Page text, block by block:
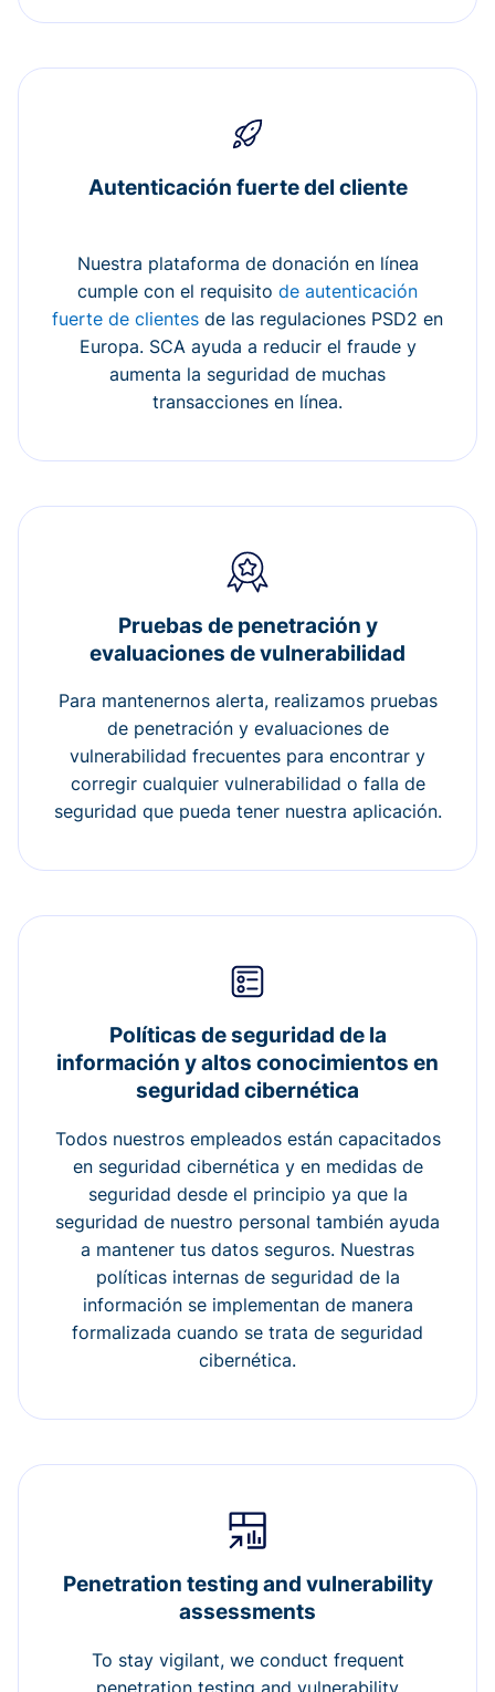
Autenticación fuerte del cliente
Nuestra plataforma de donación en línea
cumple con el requisito de autenticación
fuerte de clientes de las regulaciones PSD2 en
Europa. SCA ayuda a reducir el fraude y
aumenta la seguridad de muchas
transacciones en línea.
Pruebas de penetración y
evaluaciones de vulnerabilidad
Para mantenernos alerta, realizamos pruebas
de penetración y evaluaciones de
vulnerabilidad frecuentes para encontrar y
corregir cualquier vulnerabilidad o falla de
seguridad que pueda tener nuestra aplicación.
Políticas de seguridad de la
información y altos conocimientos en
seguridad cibernética
Todos nuestros empleados están capacitados
en seguridad cibernética y en medidas de
seguridad desde el principio ya que la
seguridad de nuestro personal también ayuda
a mantener tus datos seguros. Nuestras
políticas internas de seguridad de la
información se implementan de manera
formalizada cuando se trata de seguridad
cibernética.
Penetration testing and vulnerability
assessments
To stay vigilant, we conduct frequent
penetration testing and vulnerability